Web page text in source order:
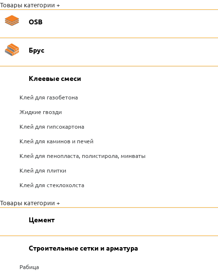
Товары категории +
OSB
Брус
Клеевые смеси
Клей для газобетона
Жидкие гвозди
Клей для гипсокартона
Клей для каминов и печей
Клей для пенопласта, полистирола, минваты
Клей для плитки
Клей для стеклохолста
Товары категории +
Цемент
Строительные сетки и арматура
Рабица